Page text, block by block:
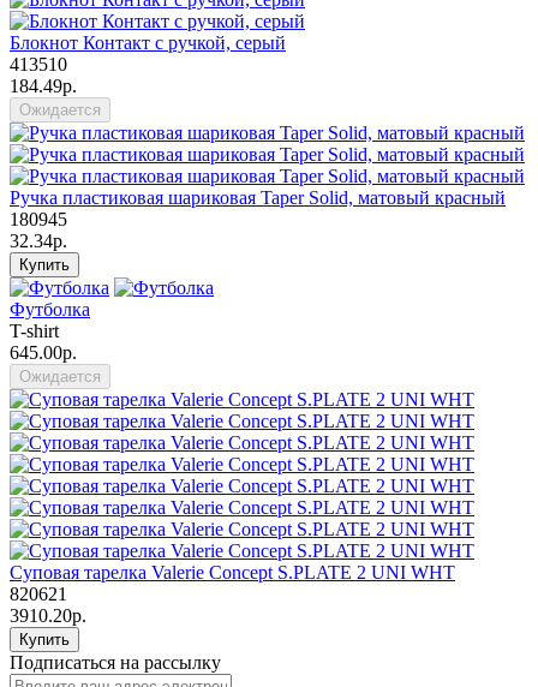
Блокнот Контакт с ручкой, серый
413510
184.49р.
Ожидается
Ручка пластиковая шариковая Taper Solid, матовый красный
180945
32.34р.
Купить
Футболка
T-shirt
645.00р.
Ожидается
Суповая тарелка Valerie Concept S.PLATE 2 UNI WHT
820621
3910.20р.
Купить
Подписаться на рассылку